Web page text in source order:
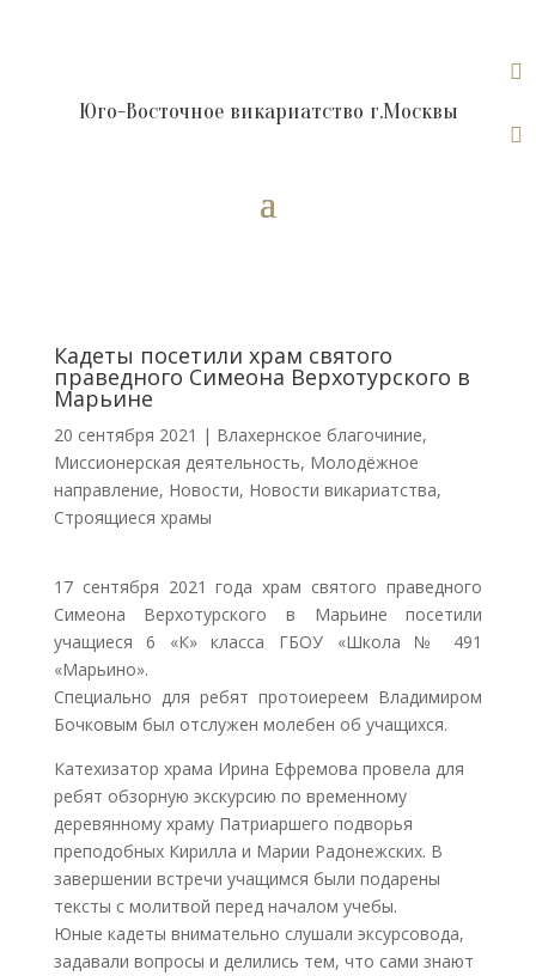


Юго-Восточное викариатство г.Москвы
Кадеты посетили храм святого
праведного Симеона Верхотурского в
Марьине
20 сентября 2021 | Влахернское благочиние,
Миссионерская деятельность, Молодёжное
направление, Новости, Новости викариатства,
Строящиеся храмы
17 сентября 2021 года храм святого праведного
Симеона Верхотурского в Марьине посетили
учащиеся 6 «К» класса ГБОУ «Школа № 491
«Марьино».
Специально для ребят протоиереем Владимиром
Бочковым был отслужен молебен об учащихся.
Катехизатор храма Ирина Ефремова провела для
ребят обзорную экскурсию по временному
деревянному храму Патриаршего подворья
преподобных Кирилла и Марии Радонежских. В
завершении встречи учащимся были подарены
тексты с молитвой перед началом учебы.
Юные кадеты внимательно слушали эксурсовода,
задавали вопросы и делились тем, что сами знают